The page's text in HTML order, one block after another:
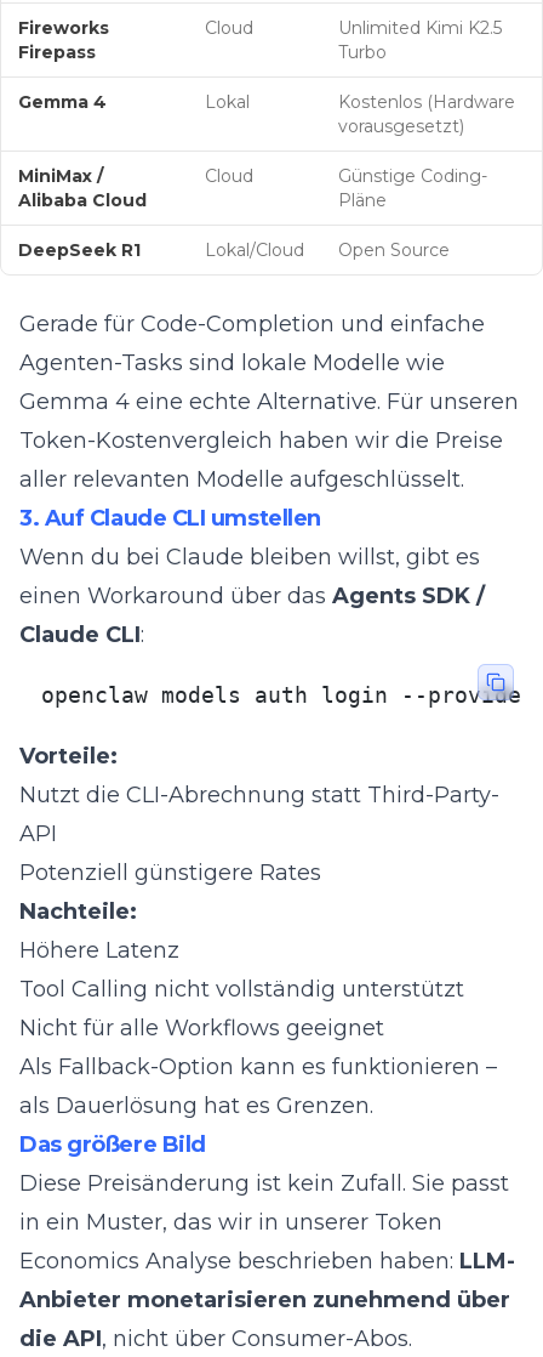
Fireworks
Firepass
Cloud
Unlimited Kimi K2.5
Turbo
Gemma 4 Lokal
Kostenlos (Hardware
vorausgesetzt)
MiniMax /
Alibaba Cloud
Cloud
Günstige Coding-
Pläne
DeepSeek R1 Lokal/Cloud Open Source
Gerade für Code-Completion und einfache
Agenten-Tasks sind lokale Modelle wie
Gemma 4 eine echte Alternative. Für unseren
Token-Kostenvergleich haben wir die Preise
aller relevanten Modelle aufgeschlüsselt.
3. Auf Claude CLI umstellen
Wenn du bei Claude bleiben willst, gibt es
einen Workaround über das Agents SDK /
Claude CLI:
openclaw models auth login --
Vorteile:
Nutzt die CLI-Abrechnung statt Third-Party-
API
Potenziell günstigere Rates
Nachteile:
Höhere Latenz
Tool Calling nicht vollständig unterstützt
Nicht für alle Workflows geeignet
Als Fallback-Option kann es funktionieren –
als Dauerlösung hat es Grenzen.
Das größere Bild
Diese Preisänderung ist kein Zufall. Sie passt
in ein Muster, das wir in unserer Token
Economics Analyse beschrieben haben: LLM-
Anbieter monetarisieren zunehmend über
die API, nicht über Consumer-Abos.